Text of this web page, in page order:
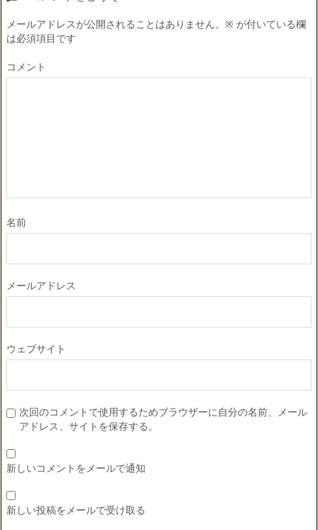
メールアドレスが公開されることはありません。 ※ が付いている欄
は必須項目です
コメント
名前
メールアドレス
ウェブサイト
次回のコメントで使用するためブラウザーに自分の名前、メール
アドレス、サイトを保存する。
新しいコメントをメールで通知
新しい投稿をメールで受け取る